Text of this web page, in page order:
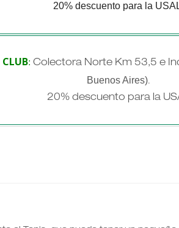
20% descuento para la
: Colectora Norte Km 53,5 e
Buenos Aires).
20% descuento para la